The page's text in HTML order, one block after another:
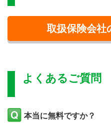
取扱保険会社
よくあるご質問
本当に無料ですか？